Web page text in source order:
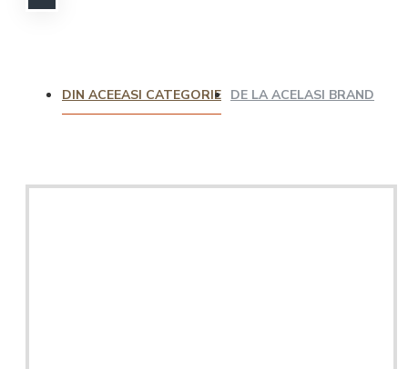
DIN ACEEASI CATEGORIE DE LA ACELASI BRAND